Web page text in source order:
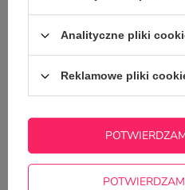
Analityczne pliki
Reklamowe pliki